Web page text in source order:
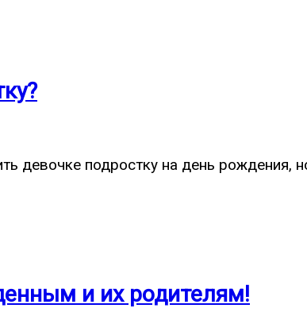
девочке подростку на день рождения,
и их родителям!